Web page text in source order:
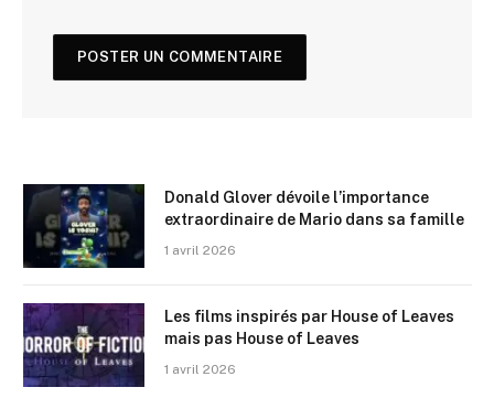
Donald Glover dévoile l’importance
extraordinaire de Mario dans sa famille
1 avril 2026
Les films inspirés par House of Leaves
mais pas House of Leaves
1 avril 2026